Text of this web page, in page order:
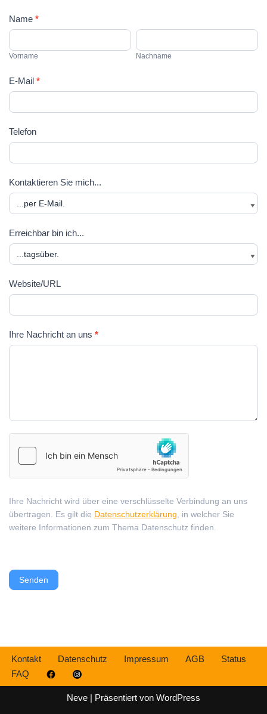
Kontaktformular
Name *
Vorname
Vorname
Nachname
Nachname
E-Mail *
Telefon
Kontaktieren Sie mich...
Erreichbar bin ich...
Website/URL
Ihre Nachricht an uns *
Ihre Nachricht wird über eine verschlüsselte Verbindung an uns
übertragen. Es gilt die Datenschutzerklärung , in welcher Sie
weitere Informationen zum Thema Datenschutz finden.
Senden
Kontakt Datenschutz Impressum AGB
Status
FAQ
Neve | Präsentiert von WordPress